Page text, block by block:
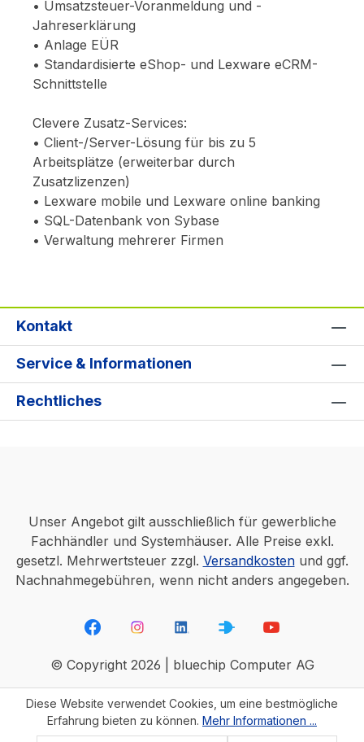
• Umsatzsteuer-Voranmeldung und -
Jahreserklärung
• Anlage EÜR
• Standardisierte eShop- und Lexware eCRM-
Schnittstelle
Clevere Zusatz-Services:
• Client-/Server-Lösung für bis zu 5
Arbeitsplätze (erweiterbar durch
Zusatzlizenzen)
• Lexware mobile und Lexware online banking
• SQL-Datenbank von Sybase
• Verwaltung mehrerer Firmen
Kontakt
Service & Informationen
Rechtliches
Unser Angebot gilt ausschließlich für gewerbliche
Fachhändler und Systemhäuser. Alle Preise exkl.
gesetzl. Mehrwertsteuer zzgl. Versandkostenund ggf.
Nachnahmegebühren, wenn nicht anders angegeben.
© Copyright 2026 | bluechip Computer AG
Diese Website verwendet Cookies, um eine bestmögliche
Erfahrung bieten zu können. Mehr Informationen ...